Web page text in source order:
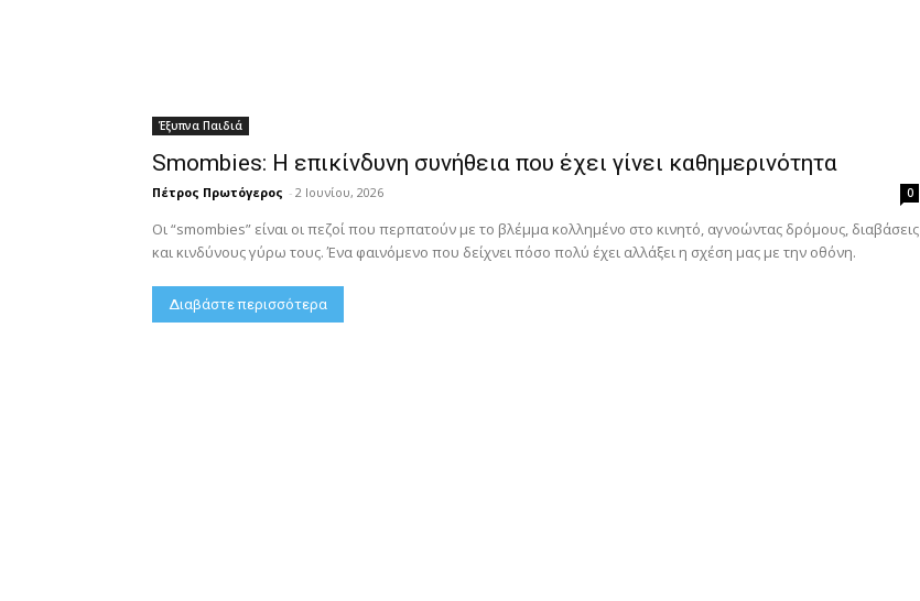
Έξυπνα Παιδιά
Smombies: Η επικίνδυνη συνήθεια που έχει γίνει καθημερινότητα
Πέτρος Πρωτόγερος - 2 Ιουνίου, 2026 0
Οι “smombies” είναι οι πεζοί που περπατούν με το βλέμμα κολλημένο στο κινητό, αγνοώντας δρόμους, διαβάσεις
και κινδύνους γύρω τους. Ένα φαινόμενο που δείχνει πόσο πολύ έχει αλλάξει η σχέση μας με την οθόνη.
Διαβάστε περισσότερα